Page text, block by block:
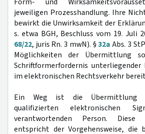
jeweiligen Prozesshandlung. Ihre
bewirkt die Unwirksamkeit der
s. etwa BGH, Beschluss vom 19. Juli
68/22, juris Rn. 3 mwN). §32a Abs. 3
Möglichkeiten der Übermittlung
Schriftformerfordernis unterliegender
im elektronischen Rechtsverkehr
Ein Weg ist die Übermittlung
qualifizierten elektronischen
verantwortenden Person. Diese
entspricht der Vorgehensweise, die